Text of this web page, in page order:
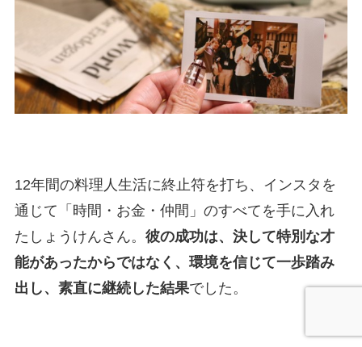
12年間の料理人生活に終止符を打ち、インスタを
通じて「時間・お金・仲間」のすべてを手に入れ
たしょうけんさん。 彼の成功は、決して特別な才
能があったからではなく、環境を信じて一歩踏み
出し、素直に継続した結果でした。